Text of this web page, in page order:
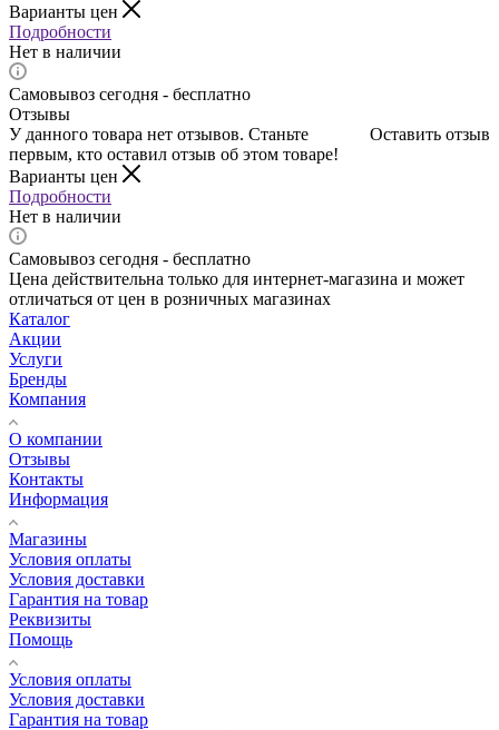
Варианты цен
Подробности
Нет в наличии
Самовывоз сегодня - бесплатно
Отзывы
Оставить отзыв
У данного товара нет отзывов. Станьте
первым, кто оставил отзыв об этом товаре!
Варианты цен
Подробности
Нет в наличии
Самовывоз сегодня - бесплатно
Цена действительна только для интернет-магазина и может
отличаться от цен в розничных магазинах
Каталог
Акции
Услуги
Бренды
Компания
О компании
Отзывы
Контакты
Информация
Магазины
Условия оплаты
Условия доставки
Гарантия на товар
Реквизиты
Помощь
Условия оплаты
Условия доставки
Гарантия на товар